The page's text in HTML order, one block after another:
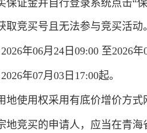
保证金并自行登录系统点击“
取竞买号且无法参与竞买活动
年06月24日09:00 至2026年
年07月03日17:00起。
地使用权采用有底价增价方
地竞买的申请人，应当在青海